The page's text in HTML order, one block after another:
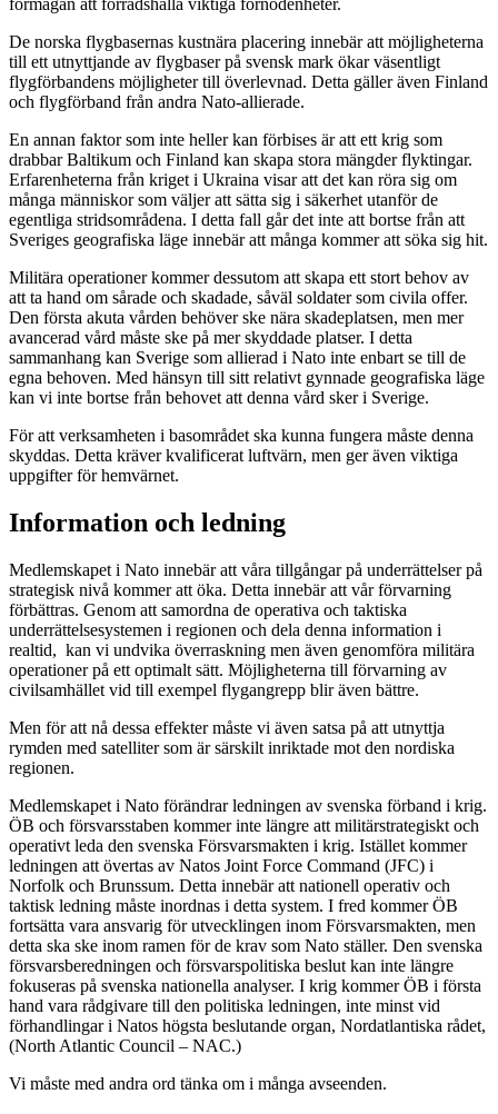
De norska flygbasernas kustnära placering innebär att möjligheterna
till ett utnyttjande av flygbaser på svensk mark ökar väsentligt
flygförbandens möjligheter till överlevnad. Detta gäller även Finland
och flygförband från andra Nato-allierade.
En annan faktor som inte heller kan förbises är att ett krig som
drabbar Baltikum och Finland kan skapa stora mängder flyktingar.
Erfarenheterna från kriget i Ukraina visar att det kan röra sig om
många människor som väljer att sätta sig i säkerhet utanför de
egentliga stridsområdena. I detta fall går det inte att bortse från att
Sveriges geografiska läge innebär att många kommer att söka sig hit.
Militära operationer kommer dessutom att skapa ett stort behov av
att ta hand om sårade och skadade, såväl soldater som civila offer.
Den första akuta vården behöver ske nära skadeplatsen, men mer
avancerad vård måste ske på mer skyddade platser. I detta
sammanhang kan Sverige som allierad i Nato inte enbart se till de
egna behoven. Med hänsyn till sitt relativt gynnade geografiska läge
kan vi inte bortse från behovet att denna vård sker i Sverige.
För att verksamheten i basområdet ska kunna fungera måste denna
skyddas. Detta kräver kvalificerat luftvärn, men ger även viktiga
uppgifter för hemvärnet.
Information och ledning
Medlemskapet i Nato innebär att våra tillgångar på underrättelser på
strategisk nivå kommer att öka. Detta innebär att vår förvarning
förbättras. Genom att samordna de operativa och taktiska
underrättelsesystemen i regionen och dela denna information i
realtid, kan vi undvika överraskning men även genomföra militära
operationer på ett optimalt sätt. Möjligheterna till förvarning av
civilsamhället vid till exempel flygangrepp blir även bättre.
Men för att nå dessa effekter måste vi även satsa på att utnyttja
rymden med satelliter som är särskilt inriktade mot den nordiska
regionen.
Medlemskapet i Nato förändrar ledningen av svenska förband i krig.
ÖB och försvarsstaben kommer inte längre att militärstrategiskt och
operativt leda den svenska Försvarsmakten i krig. Istället kommer
ledningen att övertas av Natos Joint Force Command (JFC) i
Norfolk och Brunssum. Detta innebär att nationell operativ och
taktisk ledning måste inordnas i detta system. I fred kommer ÖB
fortsätta vara ansvarig för utvecklingen inom Försvarsmakten, men
detta ska ske inom ramen för de krav som Nato ställer. Den svenska
försvarsberedningen och försvarspolitiska beslut kan inte längre
fokuseras på svenska nationella analyser. I krig kommer ÖB i första
hand vara rådgivare till den politiska ledningen, inte minst vid
förhandlingar i Natos högsta beslutande organ, Nordatlantiska rådet,
(North Atlantic Council – NAC.)
Vi måste med andra ord tänka om i många avseenden.